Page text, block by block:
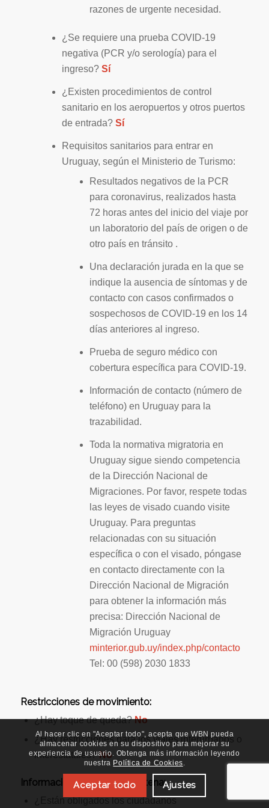
razones de urgente necesidad.
¿Se requiere una prueba COVID-19
negativa (PCR y/o serología) para el
ingreso? Sí
¿Existen procedimientos de control
sanitario en los aeropuertos y otros puertos
de entrada? Sí
Requisitos sanitarios para entrar en
Uruguay, según el Ministerio de Turismo:
Resultados negativos de la PCR
para coronavirus, realizados hasta
72 horas antes del inicio del viaje por
un laboratorio del país de origen o de
otro país en tránsito .
Una declaración jurada en la que se
indique la ausencia de síntomas y de
contacto con casos confirmados o
sospechosos de COVID-19 en los 14
días anteriores al ingreso.
Prueba de seguro médico con
cobertura específica para COVID-19.
Información de contacto (número de
teléfono) en Uruguay para la
trazabilidad.
Toda la normativa migratoria en
Uruguay sigue siendo competencia
de la Dirección Nacional de
Migraciones. Por favor, respete todas
las leyes de visado cuando visite
Uruguay. Para preguntas
relacionadas con su situación
específica o con el visado, póngase
en contacto directamente con la
Dirección Nacional de Migración
para obtener la información más
precisa: Dirección Nacional de
Migración Uruguay
minterior.gub.uy/index.php/contacto
Tel: 00 (598) 2030 1833
Restricciones de movimiento:
¿Hay toque de queda?No
¿Hay restricciones para los viajes interurbanos o
interestatales?No
Información sobre la cuarentena:
¿Están obligados los ciudadanos
Al hacer clic en "Aceptar todo", acepta que WBN pueda
almacenar cookies en su dispositivo para mejorar su
experiencia de usuario. Obtenga más información leyendo
nuestra Política de Cookies.
Aceptar todo Ajustes